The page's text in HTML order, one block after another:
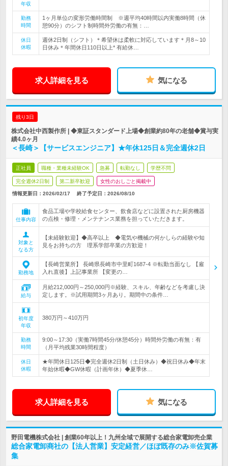
年収
勤務
時間
1ヶ月単位の変形労働時間制 ※週平均40時間以内実働8時間（休
憩90分）のシフト制時間外労働の有無：…
休日
休暇
週休2日制（シフト）＊希望休は柔軟に対応しています＊月8～10
日休み＊年間休日110日以上* 有給休…
求人詳細を見る 気になる
残り3日
株式会社中西製作所 | ◆東証スタンダード上場◆創業約80年の老舗◆賞与実
績4.0ヶ月
＜長崎＞【サービスエンジニア】★年休125日＆完全週休2日
正社員 職種・業種未経験OK 急募 転勤なし 学歴不問
完全週休2日制 第二新卒歓迎 女性のおしごと掲載中
情報更新日：2026/02/17 終了予定日： 2026/08/10
仕事内容
食品工場や学校給食センター、飲食店などに設置された厨房機器
の点検・修理・メンテナンス業務を担っていただきます。
対象と
なる方
【未経験歓迎】◆高卒以上 ◆電気や機械の何かしらの経験や知
見をお持ちの方 理系学部卒業の方歓迎！
勤務地
【長崎営業所】 長崎県長崎市中里町1687-4 ※転勤当面なし 【雇
入れ直後】上記事業所 【変更の…
給与
月給212,000円～250,000円※経験、スキル、年齢などを考慮し決
定します。※試用期間3ヶ月あり。期間中の条件…
初年度
年収
380万円～410万円
勤務
時間
9:00～17:30（実働7時間45分/休憩45分）時間外労働の有無：有
（月平均残業30時間程度）
休日
休暇
★年間休日125日◆完全週休2日制（土日休み）◆祝日休み◆年末
年始休暇◆GW休暇（計画年休）◆夏季休…
求人詳細を見る 気になる
野田電機株式会社 | 創業60年以上！九州全域で展開する総合家電卸売企業
総合家電卸商社の【法人営業】安定経営／ほぼ既存のみ※佐賀募
集